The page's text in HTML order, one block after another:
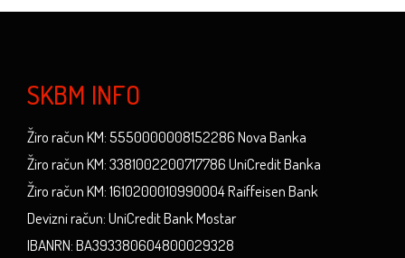
SKBM INFO
Žiro račun KM: 5550000008152286 Nova Banka
Žiro račun KM: 3381002200717786 UniCredit Banka
Žiro račun KM: 1610200010990004 Raiffeisen Bank
Devizni račun: UniCredit Bank Mostar
IBANRN: BA393380604800029328